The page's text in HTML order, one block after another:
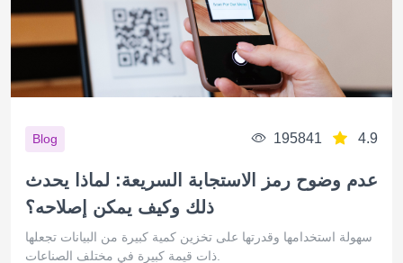
Blog 195841 4.9
عدم وضوح رمز الاستجابة السريعة: لماذا يحدث
ذلك وكيف يمكن إصلاحه؟
سهولة استخدامها وقدرتها على تخزين كمية كبيرة من البيانات تجعلها